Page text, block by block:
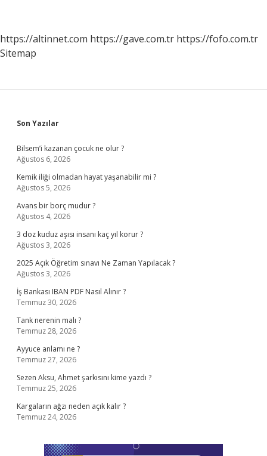
https://altinnet.com https://gave.com.tr https://fofo.com.tr
Sitemap
Sidebar
Son Yazılar
Bilsem’i kazanan çocuk ne olur ?
Ağustos 6, 2026
Kemik iliği olmadan hayat yaşanabilir mi ?
Ağustos 5, 2026
Avans bir borç mudur ?
Ağustos 4, 2026
3 doz kuduz aşısı insanı kaç yıl korur ?
Ağustos 3, 2026
2025 Açık Öğretim sınavı Ne Zaman Yapılacak ?
Ağustos 3, 2026
İş Bankası IBAN PDF Nasıl Alınır ?
Temmuz 30, 2026
Tank nerenin malı ?
Temmuz 28, 2026
Ayyuce anlamı ne ?
Temmuz 27, 2026
Sezen Aksu, Ahmet şarkısını kime yazdı ?
Temmuz 25, 2026
Kargaların ağzı neden açık kalır ?
Temmuz 24, 2026